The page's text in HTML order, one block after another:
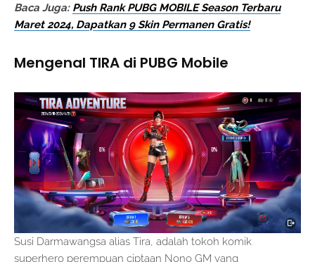
Baca Juga: Push Rank PUBG MOBILE Season Terbaru
Maret 2024, Dapatkan 9 Skin Permanen Gratis!
Mengenal TIRA di PUBG Mobile
Susi Darmawangsa alias Tira, adalah tokoh komik
superhero perempuan ciptaan Nono GM yang